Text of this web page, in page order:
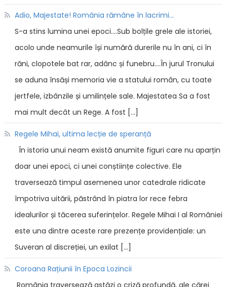
Adio, Majestate! România rămâne în lacrimi...
S-a stins lumina unei epoci....Sub bolțile grele ale istoriei,
acolo unde neamurile își numără durerile nu în ani, ci în
răni, clopotele bat rar, adânc și funebru....În jurul Tronului
se aduna însăși memoria vie a statului român, cu toate
jertfele, izbânzile și umilințele sale. Majestatea Sa a fost
mai mult decât un Rege. A fost […]
Regele Mihai, ultima lecție de speranță
În istoria unui neam există anumite figuri care nu aparțin
doar unei epoci, ci unei conștiințe colective. Ele
traversează timpul asemenea unor catedrale ridicate
împotriva uitării, păstrând în piatra lor rece febra
idealurilor și tăcerea suferințelor. Regele Mihai I al României
este una dintre aceste rare prezențe providențiale: un
Suveran al discreției, un exilat […]
Coroana Rațiunii în Epoca Lozincii